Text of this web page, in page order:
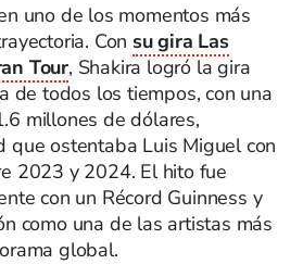
uno de los momentos más
Con su gira Las
Tour, Shakira logró la gira
de todos los tiempos, con una
millones de dólares,
que ostentaba Luis Miguel con
2023 y 2024. El hito fue
con un Récord Guinness y
como una de las artistas más
global.